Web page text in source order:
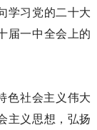
学习党的二十大
届一中全会上的
色社会主义伟大
主义思想，弘扬